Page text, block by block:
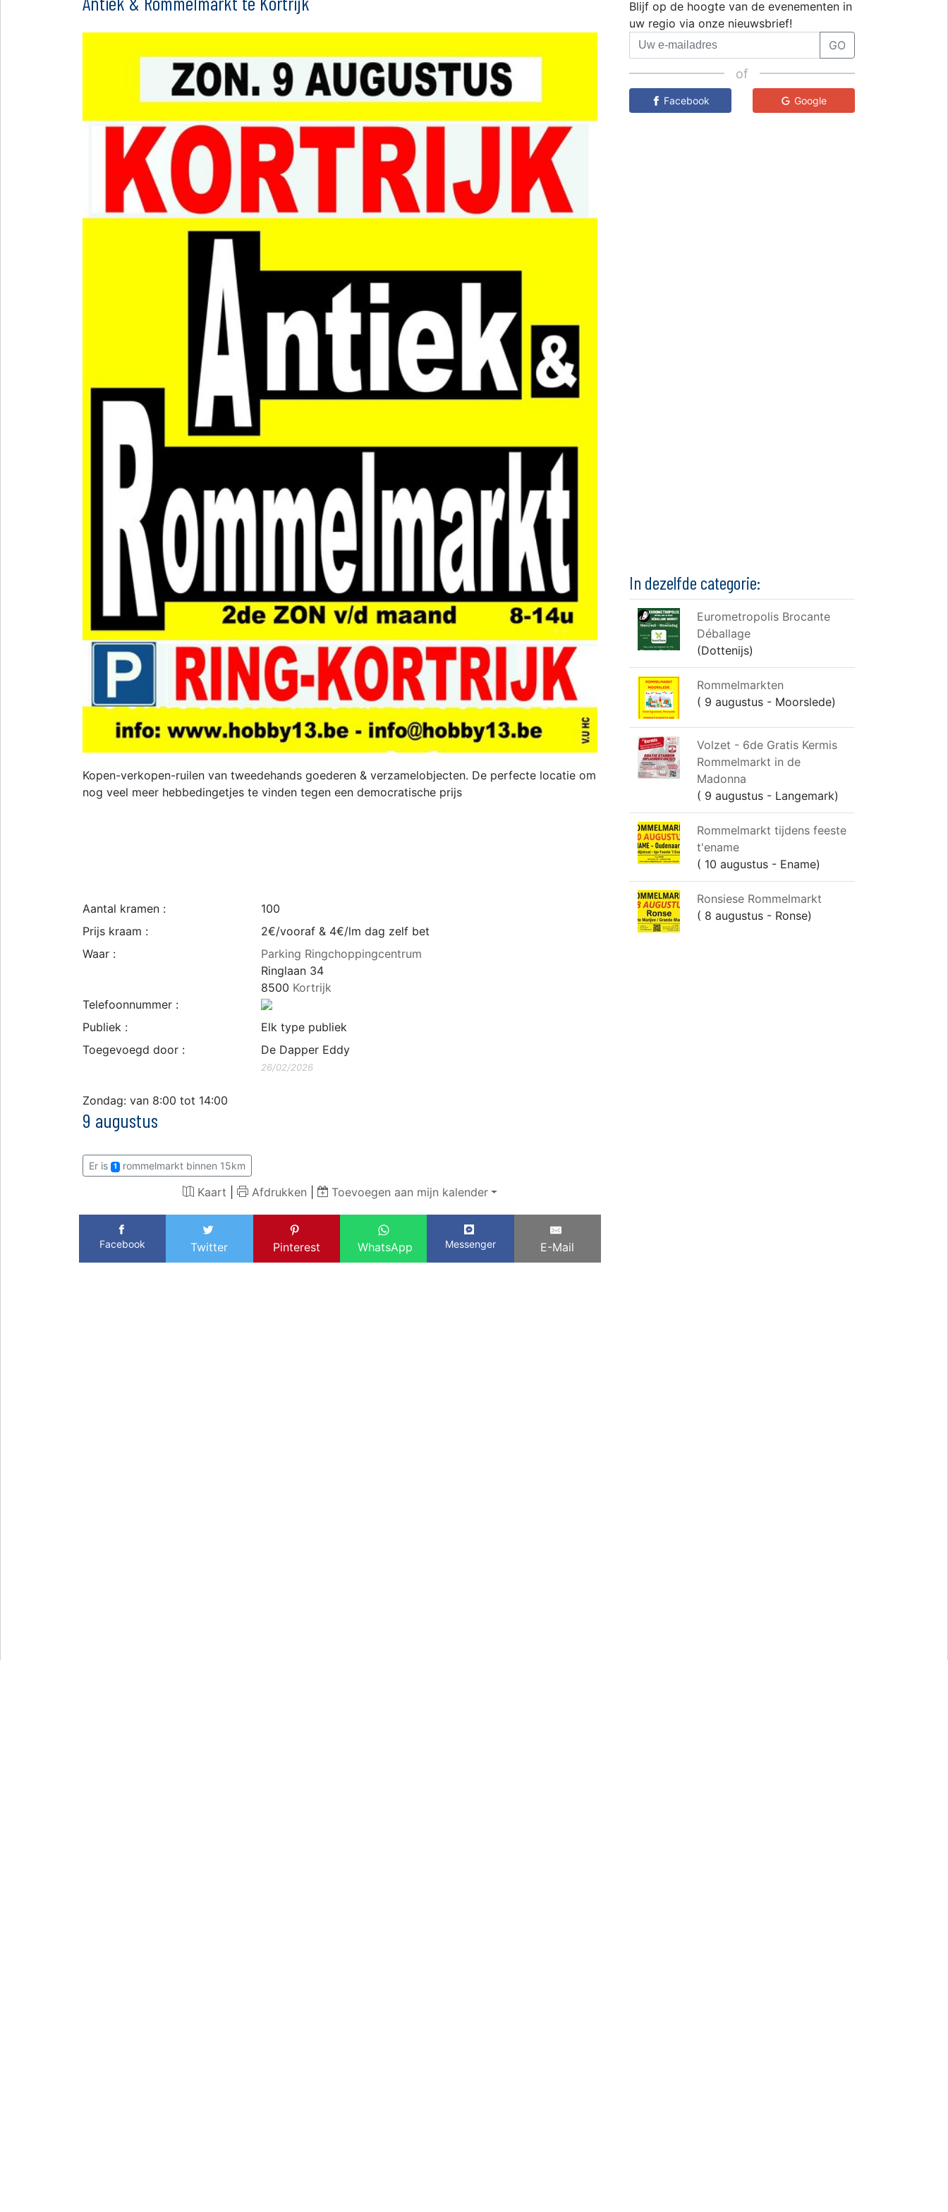
Kopen-verkopen-ruilen van tweedehands goederen & verzamelobjecten. De perfecte locatie om
nog veel meer hebbedingetjes te vinden tegen een democratische prijs
Aantal kramen :
100
Prijs kraam :
2€/vooraf & 4€/lm dag zelf bet
Waar :
Parking Ringchoppingcentrum
Ringlaan 34
8500 Kortrijk
Telefoonnummer :
Publiek :
Elk type publiek
Toegevoegd door :
De Dapper Eddy
26/02/2026
Zondag: van 8:00 tot 14:00
9 augustus
Er is 1 rommelmarkt binnen 15km
Kaart Afdrukken Toevoegen aan mijn kalender
Facebook Twitter Pinterest WhatsApp Messenger E-Mail
Blijf op de hoogte van de evenementen in
uw regio via onze nieuwsbrief!
GO
of
Facebook Google
In dezelfde categorie:
Eurometropolis Brocante
Déballage
(Dottenijs)
Rommelmarkten
( 9 augustus - Moorslede)
Volzet - 6de Gratis Kermis
Rommelmarkt in de
Madonna
( 9 augustus - Langemark)
Rommelmarkt tijdens feeste
t'ename
( 10 augustus - Ename)
Ronsiese Rommelmarkt
( 8 augustus - Ronse)